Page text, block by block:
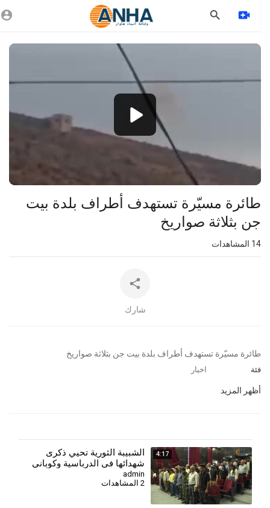
Video
طائرة مسيّرة تستهدف أطراف بلدة بيت
جن بثلاثة صواريخ
14المشاهدات
شارك
⁣طائرة مسيّرة تستهدف أطراف بلدة بيت جن بثلاثة صواريخ
فئة اخبار
أظهر المزيد
4:17
⁣الشبيبة الثورية تحيي ذكرى
شهدائها في الدرباسية وكوباني
وتؤكد مواصلة مسيرة النضال-
كوباني
admin
2 المشاهدات